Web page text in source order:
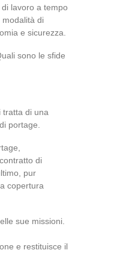
lavoro a tempo
modalità di
e sicurezza.
sono le sfide
tratta di una
portage.
di
pur
copertura
sue missioni.
e restituisce il